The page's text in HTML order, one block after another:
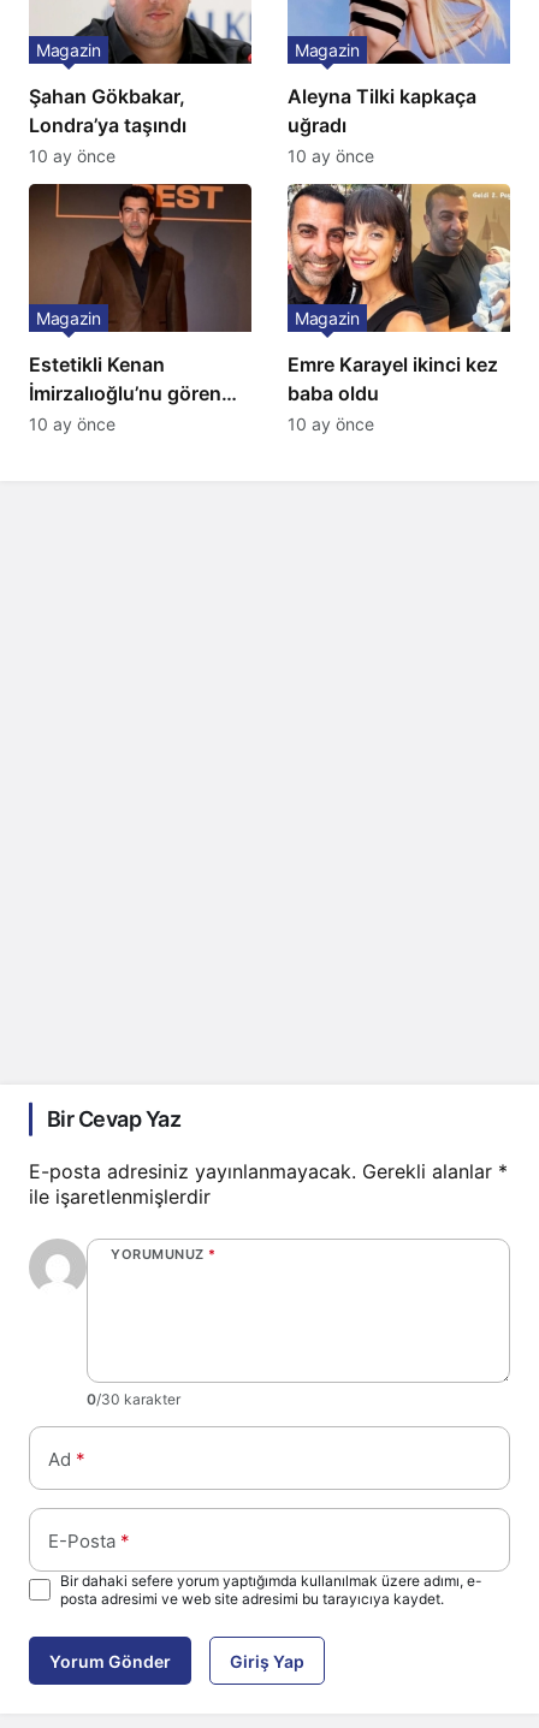
Şahan Gökbakar,
Londra’ya taşındı
Magazin
10 ay önce
Aleyna Tilki kapkaça
uğradı
Magazin
10 ay önce
Estetikli Kenan
İmirzalıoğlu’nu gören
tanıyamıyor: Son hali
Magazin
10 ay önce
Emre Karayel ikinci kez
baba oldu
Magazin
10 ay önce
Bir Cevap Yaz
E-posta adresiniz yayınlanmayacak. Gerekli alanlar *
ile işaretlenmişlerdir
YORUMUNUZ *
0/30 karakter
Ad *
E-Posta *
Bir dahaki sefere yorum yaptığımda kullanılmak üzere adımı, e-
posta adresimi ve web site adresimi bu tarayıcıya kaydet.
Yorum Gönder Giriş Yap